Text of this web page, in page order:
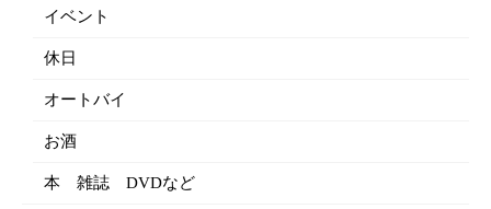
イベント
休日
オートバイ
お酒
本 雑誌 DVDなど